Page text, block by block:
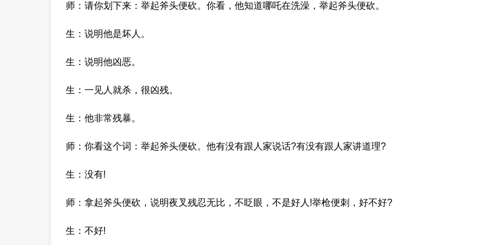
师：请你划下来：举起斧头便砍。你看，他知道哪吒在洗澡，举起斧头便砍。
生：说明他是坏人。
生：说明他凶恶。
生：一见人就杀，很凶残。
生：他非常残暴。
师：你看这个词：举起斧头便砍。他有没有跟人家说话?有没有跟人家讲道理?
生：没有!
师：拿起斧头便砍，说明夜叉残忍无比，不眨眼，不是好人!举枪便刺，好不好?
生：不好!